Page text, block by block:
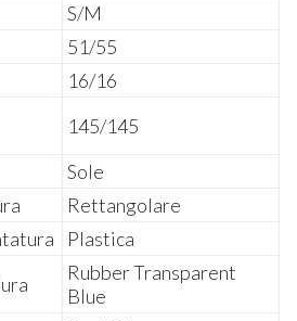
S/M
51/55
16/16
145/145
Sole
Rettangolare
Plastica
Rubber Transparent
Blue